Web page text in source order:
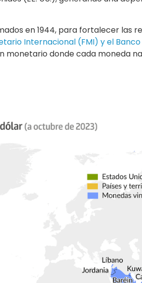
en 1944, para fortalecer las
Internacional (FMI) y el
monetario donde cada moneda